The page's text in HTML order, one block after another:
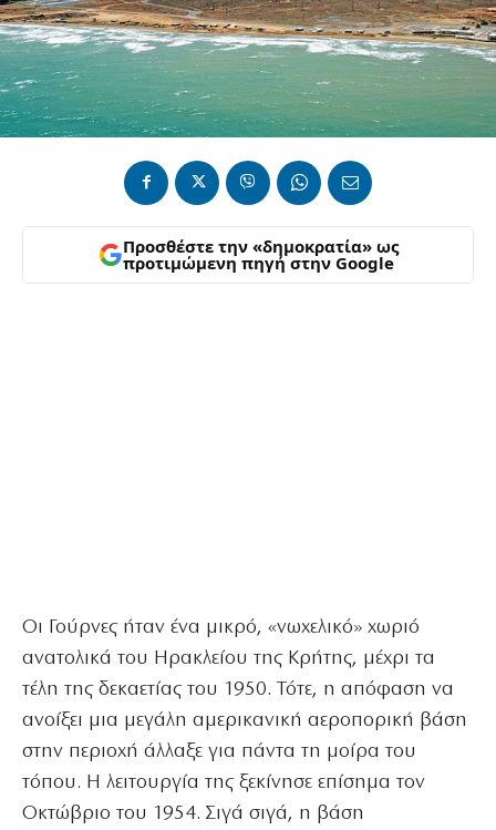
Προσθέστε την «δημοκρατία» ως
προτιμώμενη πηγή στην Google
Οι Γούρνες ήταν ένα μικρό, «νωχελικό» χωριό
ανατολικά του Ηρακλείου της Κρήτης, μέχρι τα
τέλη της δεκαετίας του 1950. Τότε, η απόφαση να
ανοίξει μια μεγάλη αμερικανική αεροπορική βάση
στην περιοχή άλλαξε για πάντα τη μοίρα του
τόπου. Η λειτουργία της ξεκίνησε επίσημα τον
Οκτώβριο του 1954. Σιγά σιγά, η βάση